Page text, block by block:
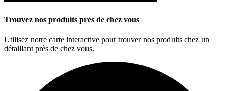
Trouvez nos produits près de chez vous
Utilisez notre carte interactive pour trouver nos produits chez un
détaillant près de chez vous.